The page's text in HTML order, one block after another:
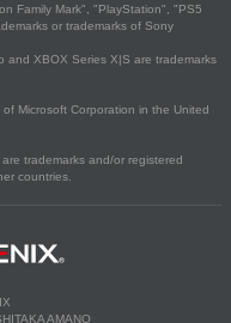
Family Mark", "PlayStation", "PS5
or trademarks of Sony
and XBOX Series X|S are trademarks
Microsoft Corporation in the United
trademarks and/or registered
countries.
AMANO